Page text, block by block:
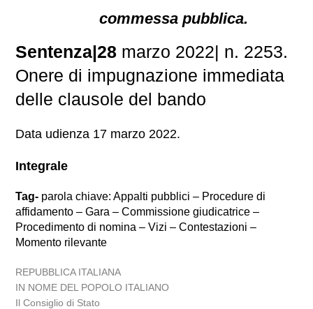
commessa pubblica.
Sentenza|28 marzo 2022| n. 2253.
Onere di impugnazione immediata
delle clausole del bando
Data udienza 17 marzo 2022.
Integrale
Tag- parola chiave: Appalti pubblici – Procedure di
affidamento – Gara – Commissione giudicatrice –
Procedimento di nomina – Vizi – Contestazioni –
Momento rilevante
REPUBBLICA ITALIANA
IN NOME DEL POPOLO ITALIANO
Il Consiglio di Stato